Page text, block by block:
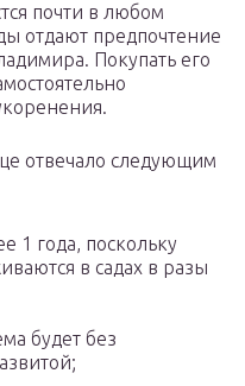
почти в любом
отдают предпочтение
Покупать его
отвечало следующим
1 года, поскольку
в садах в разы
будет без